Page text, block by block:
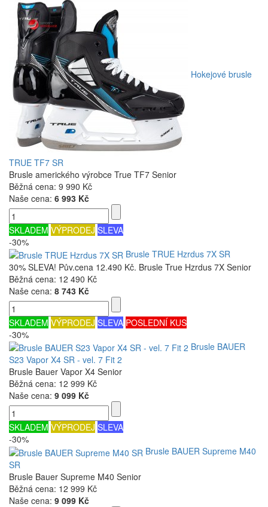
Hokejové brusle
TRUE TF7 SR
Brusle amerického výrobce True TF7 Senior
Běžná cena: 9 990 Kč
Naše cena: 6 993 Kč
SKLADEM VÝPRODEJ SLEVA
-30%
Brusle TRUE Hzrdus 7X SR
30% SLEVA! Pův.cena 12.490 Kč. Brusle True Hzrdus 7X Senior
Běžná cena: 12 490 Kč
Naše cena: 8 743 Kč
SKLADEM VÝPRODEJ SLEVA POSLEDNÍ KUS
-30%
Brusle BAUER
S23 Vapor X4 SR - vel. 7 Fit 2
Brusle Bauer Vapor X4 Senior
Běžná cena: 12 999 Kč
Naše cena: 9 099 Kč
SKLADEM VÝPRODEJ SLEVA
-30%
Brusle BAUER Supreme M40
SR
Brusle Bauer Supreme M40 Senior
Běžná cena: 12 999 Kč
Naše cena: 9 099 Kč